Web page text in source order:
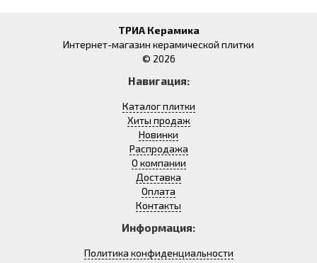
ТРИА Керамика
Интернет-магазин керамической плитки
© 2026
Навигация:
Каталог плитки
Хиты продаж
Новинки
Распродажа
О компании
Доставка
Оплата
Контакты
Информация:
Политика конфиденциальности